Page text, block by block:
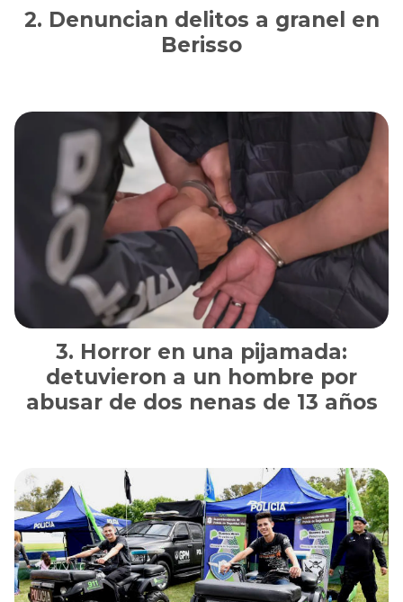
Denuncian delitos a granel en
Berisso
Horror en una pijamada:
detuvieron a un hombre por
abusar de dos nenas de 13 años